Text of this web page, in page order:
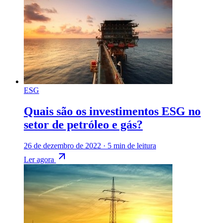
ESG
Quais são os investimentos ESG no
setor de petróleo e gás?
26 de dezembro de 2022 · 5 min de leitura
Ler agora